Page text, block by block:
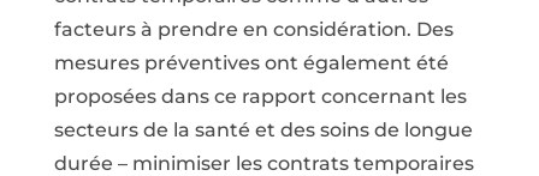
facteurs à prendre en considération. Des
mesures préventives ont également été
proposées dans ce rapport concernant les
secteurs de la santé et des soins de longue
durée – minimiser les contrats temporaires